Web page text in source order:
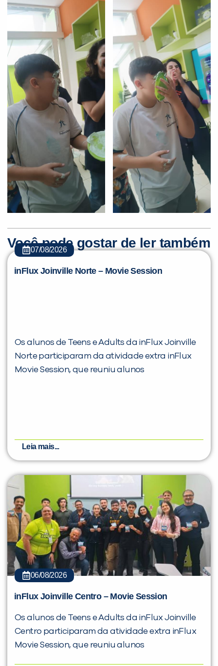
Você pode gostar de ler também
07/08/2026
inFlux Joinville Norte – Movie Session
Os alunos de Teens e Adults da inFlux Joinville
Norte participaram da atividade extra inFlux
Movie Session, que reuniu alunos
Leia mais...
06/08/2026
inFlux Joinville Centro – Movie Session
Os alunos de Teens e Adults da inFlux Joinville
Centro participaram da atividade extra inFlux
Movie Session, que reuniu alunos